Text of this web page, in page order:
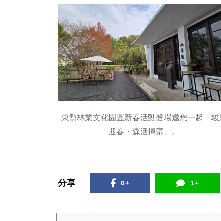
東勢林業文化園區新春活動登場邀您一起「駿
迎春・森活揮毫」。
分享 0+ 1+